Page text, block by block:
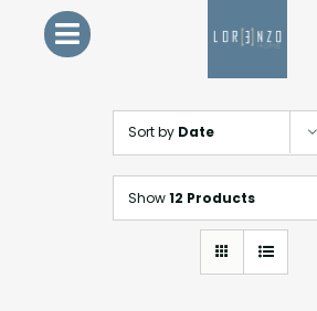
Sort by Date
Show12 Products